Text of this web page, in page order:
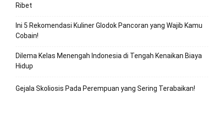
Ribet
Ini 5 Rekomendasi Kuliner Glodok Pancoran yang Wajib Kamu
Cobain!
Dilema Kelas Menengah Indonesia di Tengah Kenaikan Biaya
Hidup
Gejala Skoliosis Pada Perempuan yang Sering Terabaikan!